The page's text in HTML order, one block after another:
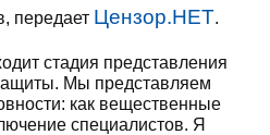
передает Цензор.НЕТ.
стадия представления
Мы представляем
как вещественные
специалистов. Я